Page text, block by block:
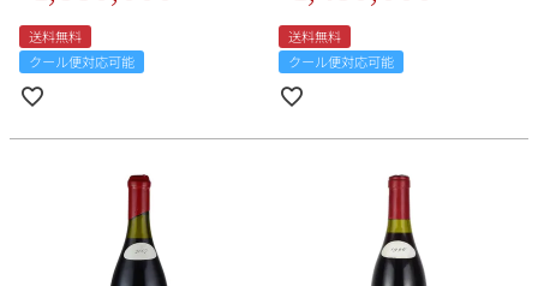
サロン ルイ・ロデレール
アメリカ カリフォルニア
その他
イタリア
ワインセット
40,000円〜79,999円
80,000円〜99,999円
100,000円〜199,999円
メルマガ LINE
お問い合わせ
送料無料
クール便対応可能
送料無料
クール便対応可能